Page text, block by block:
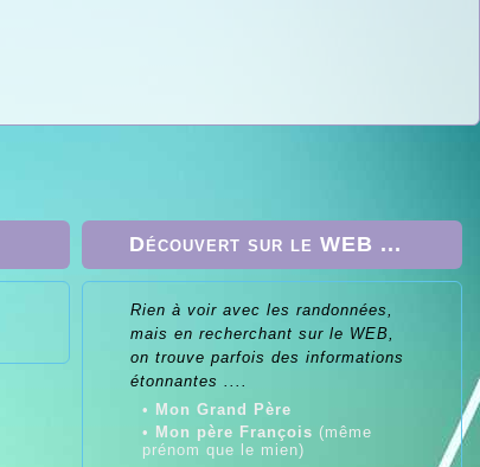
Découvert sur le WEB ...
Rien à voir avec les randonnées,
mais en recherchant sur le WEB,
on trouve parfois des informations
étonnantes ....
• Mon Grand Père
• Mon père François (même
prénom que le mien)